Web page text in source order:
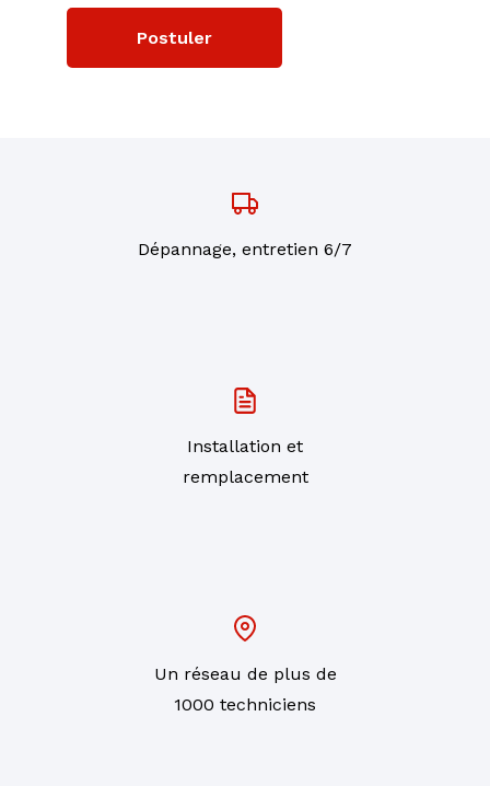
Postuler
Dépannage, entretien 6/7
Installation et
remplacement
Un réseau de plus de
1000 techniciens